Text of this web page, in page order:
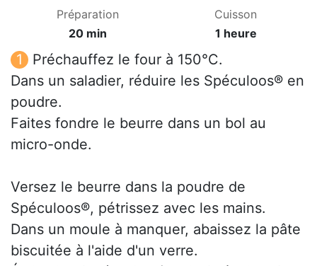
Préparation
20 min
Cuisson
1 heure
Préchauffez le four à 150°C.
Dans un saladier, réduire les Spéculoos® en
poudre.
Faites fondre le beurre dans un bol au
micro-onde.
Versez le beurre dans la poudre de
Spéculoos®, pétrissez avec les mains.
Dans un moule à manquer, abaissez la pâte
biscuitée à l'aide d'un verre.